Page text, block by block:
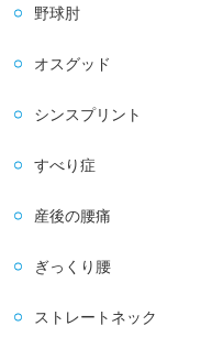
野球肘
オスグッド
シンスプリント
すべり症
産後の腰痛
ぎっくり腰
ストレートネック